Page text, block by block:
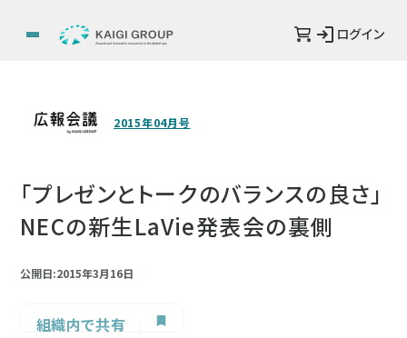
ログイン
2015年04月号
「プレゼンとトークのバランスの良さ」
NECの新生LaVie発表会の裏側
公開日:2015年3月16日
組織内で共有